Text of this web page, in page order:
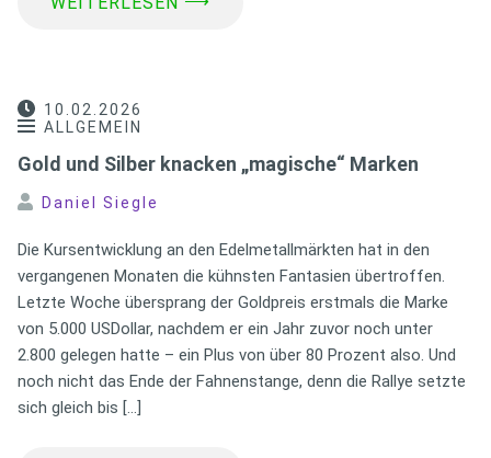
10.02.2026
ALLGEMEIN
Gold und Silber knacken „magische“ Marken
Daniel Siegle
Die Kursentwicklung an den Edelmetallmärkten hat in den
vergangenen Monaten die kühnsten Fantasien übertroffen.
Letzte Woche übersprang der Goldpreis erstmals die Marke
von 5.000 USDollar, nachdem er ein Jahr zuvor noch unter
2.800 gelegen hatte – ein Plus von über 80 Prozent also. Und
noch nicht das Ende der Fahnenstange, denn die Rallye setzte
sich gleich bis […]